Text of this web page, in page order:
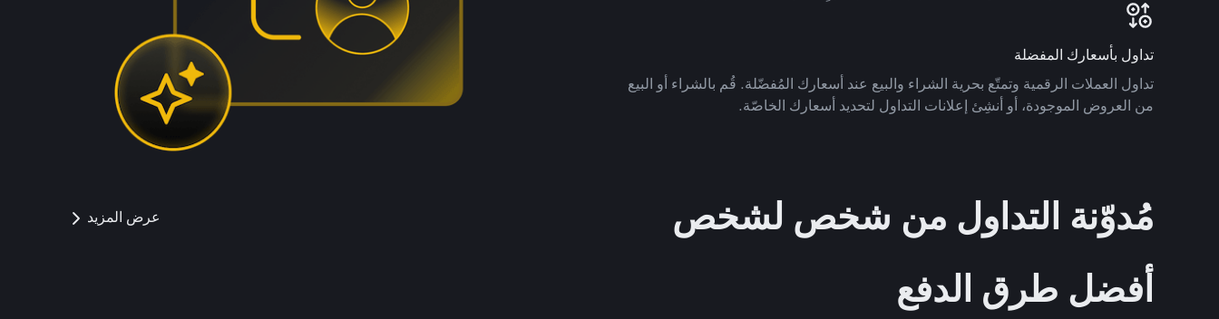
تداول بأسعارك المفضلة
تداول العملات الرقمية وتمتّع بحرية الشراء والبيع عند أسعارك المُفضّلة. قُم بالشراء أو البيع
من العروض الموجودة، أو أنشِئ إعلانات التداول لتحديد أسعارك الخاصّة.
مُدوّنة التداول من شخص لشخص عرض المزيد
أفضل طرق الدفع